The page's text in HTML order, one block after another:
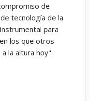
de
tecnología de la
para
los que otros
la altura hoy".